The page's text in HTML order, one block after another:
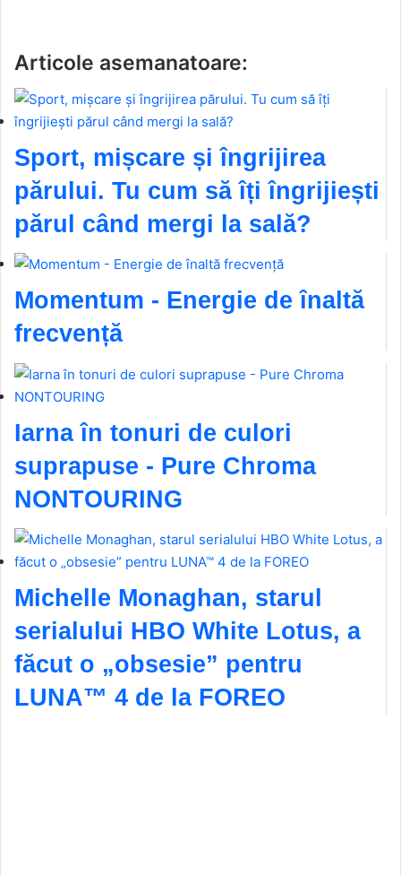
Articole asemanatoare:
Sport, mișcare și îngrijirea
părului. Tu cum să îți îngrijiești
părul când mergi la sală?
Momentum - Energie de înaltă
frecvență
Iarna în tonuri de culori
suprapuse - Pure Chroma
NONTOURING
Michelle Monaghan, starul
serialului HBO White Lotus, a
făcut o „obsesie” pentru
LUNA™ 4 de la FOREO